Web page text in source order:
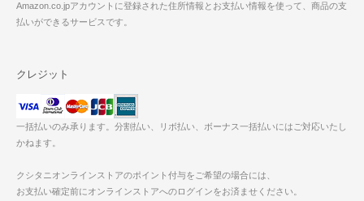
Amazon.co.jpアカウントに登録された住所情報とお支払い情報を使って、商品の支
払いができるサービスです。
クレジット
一括払いのみ承ります。分割払い、リボ払い、ボーナス一括払いにはご対応いたし
かねます。
クシタニオンラインストアのポイント付与をご希望の場合には、
お支払い確定前にオンラインストアへのログインをお済ませください。